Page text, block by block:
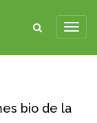
bio de la